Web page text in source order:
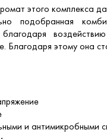
этого комплекса
подобранная
благодаря
Благодаря этому
и антимикробными